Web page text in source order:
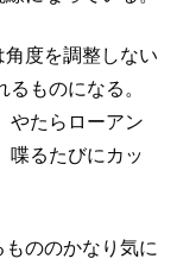
度を調整しない
ものになる。
やたらローアン
喋るたびにカッ
ののかなり気に